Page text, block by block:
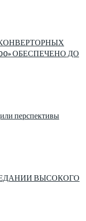
ОБЕСПЕЧЕНО ДО
перспективы
ВЫСОКОГО